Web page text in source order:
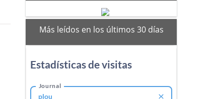
mas-
Más leídos en los últimos 30 días